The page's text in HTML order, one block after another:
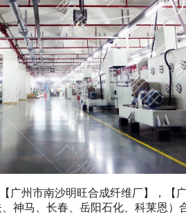
广州市南沙明旺合成纤维厂】，【
神马、长春、岳阳石化、科莱恩）